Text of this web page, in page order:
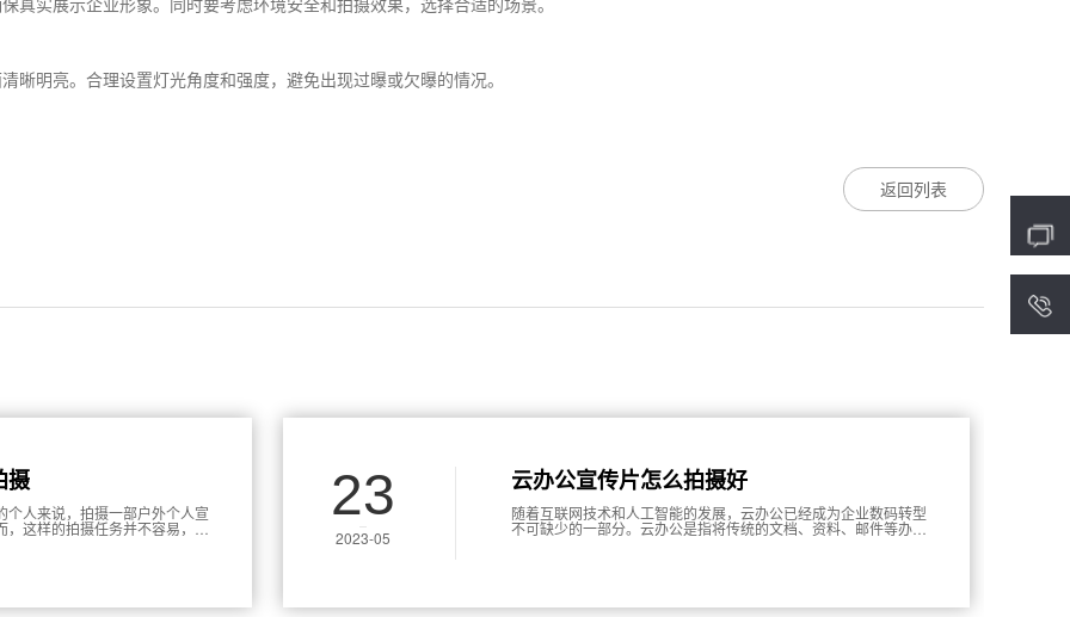
明亮。合理设置灯光角度和强度，避免出现过曝或欠曝的情况。
返回列表
摄
人来说，拍摄一部户外个人宣
这样的拍摄任务并不容易，需
23
2023-05
云办公宣传片怎么拍摄好
随着互联网技术和人工智能的发展，云办公已经成为企业数码转型
不可缺少的一部分。云办公是指将传统的文档、资料、邮件等办公